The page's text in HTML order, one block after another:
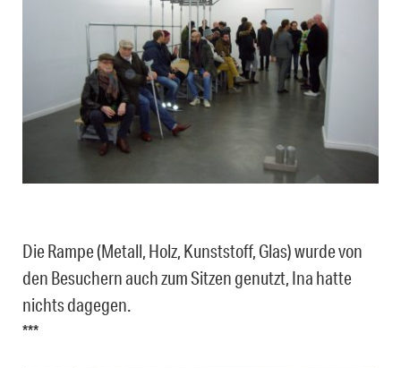
Die Rampe (Metall, Holz, Kunststoff, Glas) wurde von
den Besuchern auch zum Sitzen genutzt, Ina hatte
nichts dagegen.
***